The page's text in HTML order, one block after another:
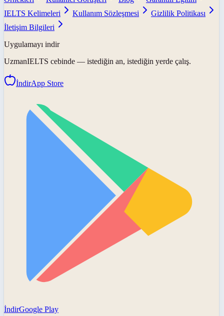
IELTS Kelimeleri
Kullanım Sözleşmesi
Gizlilik Politikası
İletişim Bilgileri
Uygulamayı indir
UzmanIELTS cebinde — istediğin an, istediğin yerde çalış.
İndirApp Store
İndirGoogle Play